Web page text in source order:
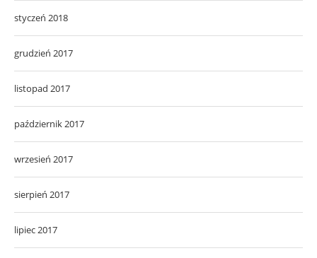
styczeń 2018
grudzień 2017
listopad 2017
październik 2017
wrzesień 2017
sierpień 2017
lipiec 2017